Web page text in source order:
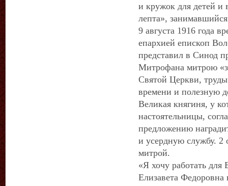
и кружок для детей и
лепта»,
9 августа 1916 года
епархией епископ
представил в Синод
Митрофана митрою
Святой Церкви, труды
времени и полезную
Великая княгиня, у
настоятельницы,
предложению
и усердную службу. 2
митрой.
«Я хочу работать для
Елизавета Федоровна